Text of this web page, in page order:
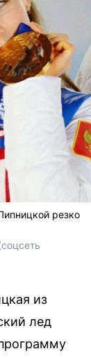
резко
из
лед